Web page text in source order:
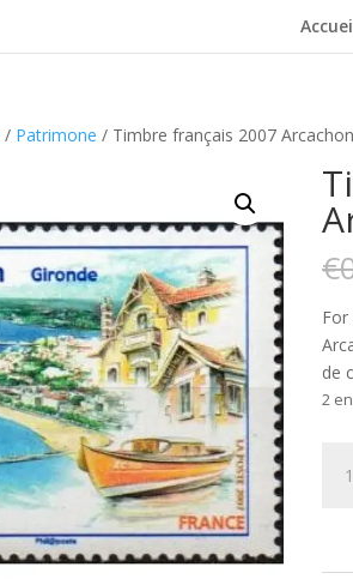
/ Patrimone / Timbre français 2007
€
For
de
2